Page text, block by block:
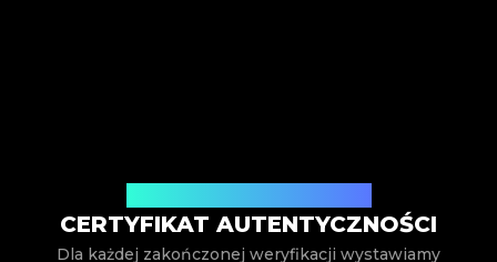
CERTYFIKAT AUTENTYCZNOŚCI
Dla każdej zakończonej weryfikacji wystawiamy